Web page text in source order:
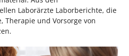
Laborärzte Laborberichte, die
Therapie und Vorsorge von